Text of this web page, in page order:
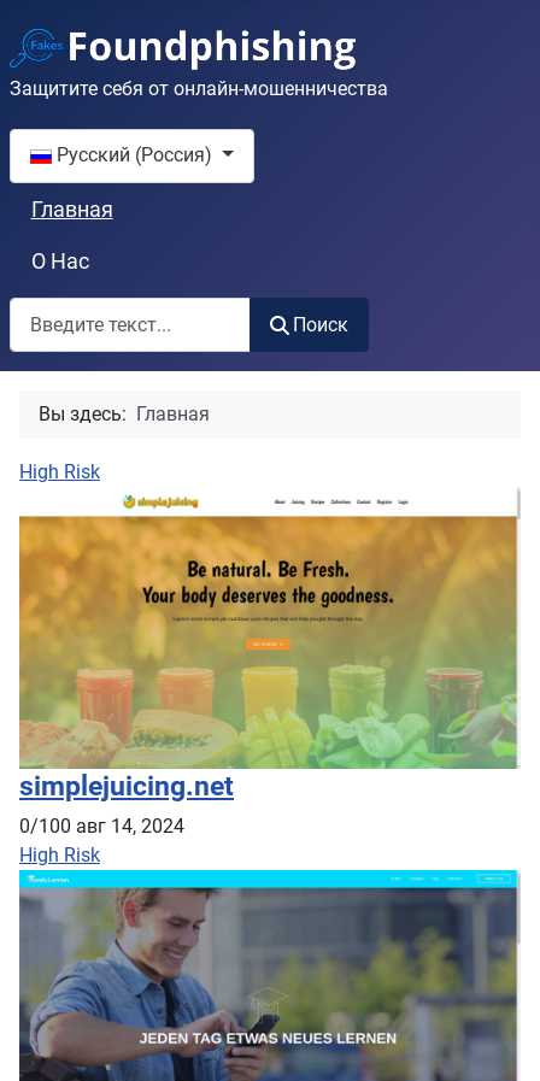
Защитите себя от онлайн-мошенничества
Выберите язык
Русский (Россия)
Главная
О Нас
Поиск
Поиск
Вы здесь: Главная
High Risk
simplejuicing.net
0/100 авг 14, 2024
High Risk